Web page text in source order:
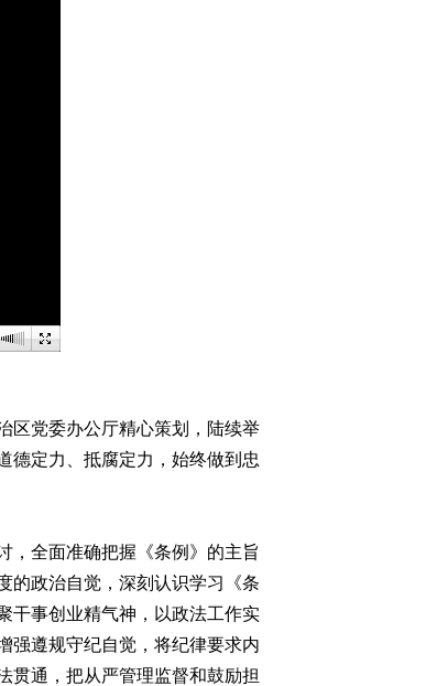
党委办公厅精心策划，陆续举
德定力、抵腐定力，始终做到忠
全面准确把握《条例》的主旨
的政治自觉，深刻认识学习《条
干事创业精气神，以政法工作实
强遵规守纪自觉，将纪律要求内
贯通，把从严管理监督和鼓励担